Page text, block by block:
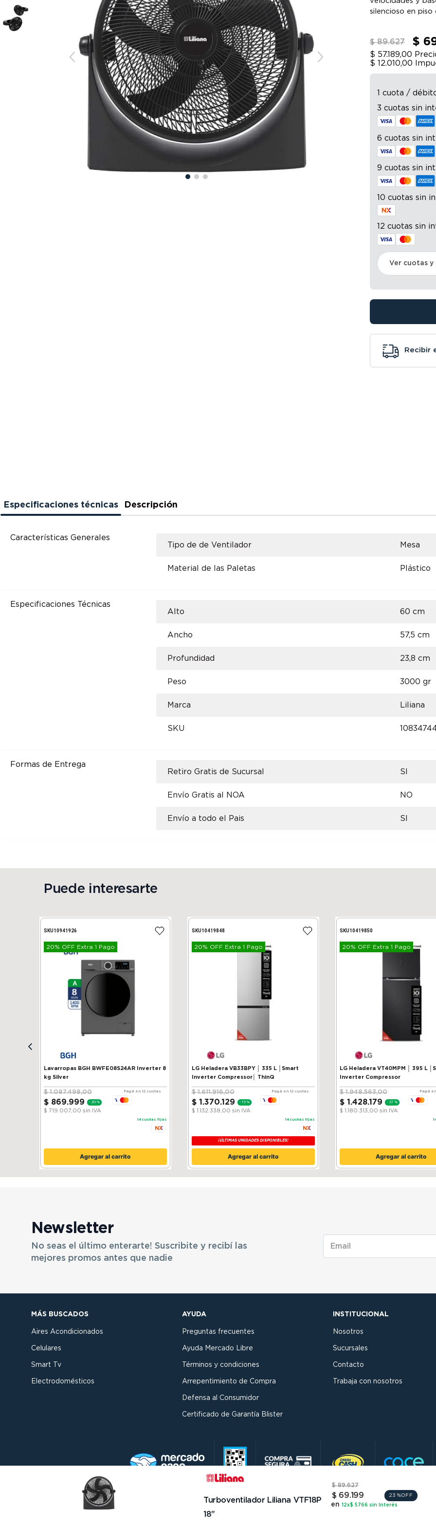
silencioso en piso
$ 89.627 $
$ 57.189,00
$ 12.010,00
1 cuota /
3 cuotas sin
6 cuotas sin
9 cuotas sin
10 cuotas sin
12 cuotas sin
Ver cuotas
Recibir
Turboventilador Liliana VTF18P
18"
$ 89.627
$ 69.199 23 %OFF
en 12x$ 5766 sin Interés
Especificaciones técnicas Descripción
Características Generales
Tipo de de Ventilador
Mesa
Material de las Paletas Plástico
Especificaciones Técnicas
Alto
60 cm
Ancho 57,5 cm
Profundidad 23,8 cm
Peso 3000 gr
Marca Liliana
SKU
Formas de Entrega
Retiro Gratis de Sucursal
SI
Envío Gratis al NOA NO
Envío a todo el Pais SI
Puede interesarte
SKU10941926
20% OFF Extra 1 Pago
Lavarropas BGH BWFE08S24AR Inverter 8
kg Silver
$ 1.087.498,00
$ 869.999 - 20 %
$ 719.007,00 sin IVA
Pagá en 12 cuotas
14 cuotas fijas
Agregar al carrito
SKU10419848
20% OFF Extra 1 Pago
LG Heladera VB33BPY │ 335 L │Smart
Inverter Compressor│ ThinQ
$ 1.611.916,00
$ 1 .370.129 - 15 %
$ 1.132.338,00 sin IVA
Pagá en 12 cuotas
14 cuotas fijas
¡ÚLTIMAS UNIDADES DISPONIBLES!
Agregar al carrito
SKU10419850
20% OFF Extra 1 Pago
LG Heladera VT40MPM │ 395 L
Inverter Compressor
$ 1.948.563,00
$ 1 .428.179 - 27 %
$ 1.180.313,00 sin IVA
Pagá
Agregar al carrito
Newsletter
No seas el último enterarte! Suscribite y recibí las
mejores promos antes que nadie
MÁS BUSCADOS
Aires Acondicionados
Celulares
Smart Tv
Electrodomésticos
AYUDA
Preguntas frecuentes
Ayuda Mercado Libre
Términos y condiciones
Arrepentimiento de Compra
Defensa al Consumidor
Certificado de Garantía Blister
INSTITUCIONAL
Nosotros
Sucursales
Contacto
Trabaja con nosotros